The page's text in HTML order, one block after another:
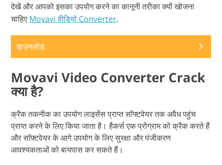
देखें और आपको इसका उपयोग करने का कानूनी तरीका क्यों खोजना
चाहिए Movavi वीडियो Converter.
डाउनलोड
Movavi Video Converter Crack
क्या है?
क्रैक तकनीक का उपयोग लाइसेंस प्राप्त सॉफ्टवेयर तक अवैध पहुंच
प्राप्त करने के लिए किया जाता है। हैकर्स एक प्रोग्राम को क्रैक करते हैं
और सॉफ़्टवेयर के आगे उपयोग के लिए सुरक्षा और पंजीकरण
आवश्यकताओं को बायपास कर सकते हैं।